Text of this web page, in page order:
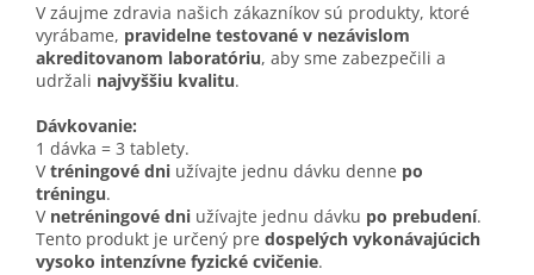
V záujme zdravia našich zákazníkov sú produkty, ktoré
vyrábame, pravidelne testované v nezávislom
akreditovanom laboratóriu, aby sme zabezpečili a
udržali najvyššiu kvalitu.
Dávkovanie:
1 dávka = 3 tablety.
Vtréningové dni užívajte jednu dávku denne po
tréningu.
V netréningové dni užívajte jednu dávku po prebudení.
Tento produkt je určený pre dospelých vykonávajúcich
vysoko intenzívne fyzické cvičenie.